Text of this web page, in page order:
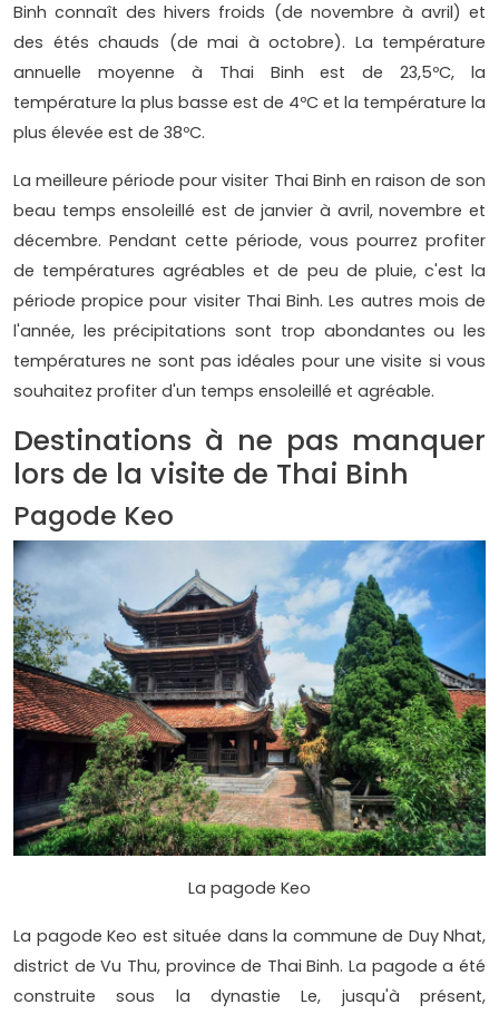
Binh connaît des hivers froids (de novembre à avril) et
des étés chauds (de mai à octobre). La température
annuelle moyenne à Thai Binh est de 23,5ºC, la
température la plus basse est de 4ºC et la température la
plus élevée est de 38ºC.
La meilleure période pour visiter Thai Binh en raison de son
beau temps ensoleillé est de janvier à avril, novembre et
décembre. Pendant cette période, vous pourrez profiter
de températures agréables et de peu de pluie, c'est la
période propice pour visiter Thai Binh. Les autres mois de
l'année, les précipitations sont trop abondantes ou les
températures ne sont pas idéales pour une visite si vous
souhaitez profiter d'un temps ensoleillé et agréable.
Destinations à ne pas manquer
lors de la visite de Thai Binh
Pagode Keo
La pagode Keo
La pagode Keo est située dans la commune de Duy Nhat,
district de Vu Thu, province de Thai Binh. La pagode a été
construite sous la dynastie Le, jusqu'à présent,